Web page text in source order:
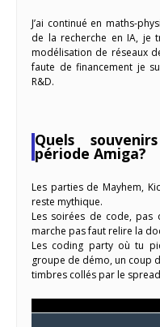
J’ai continué en maths-
de la recherche en IA, je
modélisation de réseaux
faute de financement je
R&D.
Quels
période Amiga?
Les parties de Mayhem,
reste mythique.
Les soirées de code, pas
marche pas faut relire la
Les coding party où tu
groupe de démo, un coup
timbres collés par le